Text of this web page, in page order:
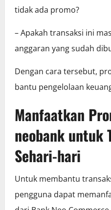
tidak ada promo?
– Apakah transaksi ini
anggaran yang sudah
Dengan cara tersebut,
bantu pengelolaan
Manfaatkan
neobank untuk
Sehari-hari
Untuk membantu
pengguna dapat